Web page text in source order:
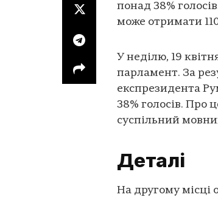
понад 38%
може отримати
У неділю, 19
парламент. За
експрезидента
38% голосів. Про
суспільний
Деталі
На другому місці